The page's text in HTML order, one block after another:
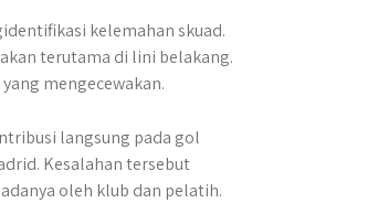
kelemahan skuad.
terutama di lini belakang.
mengecewakan.
langsung pada gol
Kesalahan tersebut
oleh klub dan pelatih.